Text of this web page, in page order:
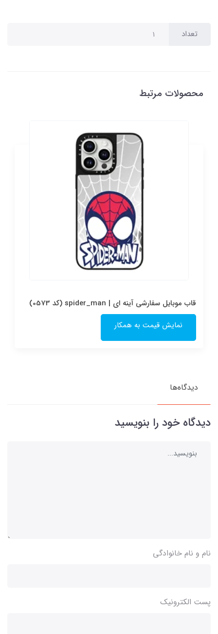
تعداد
محصولات مرتبط
قاب موبایل سفارشی آینه ای | spider_man (کد 0573)
نمایش قیمت به همکار
دیدگاه‌ها
دیدگاه خود را بنویسید
نام و نام خانوادگی
پست الکترونیک